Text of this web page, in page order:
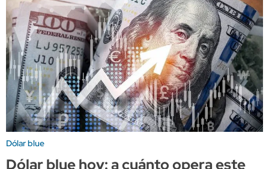
Dólar blue
Dólar blue hoy: a cuánto opera este